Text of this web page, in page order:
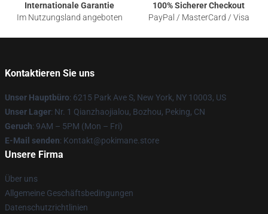
Internationale Garantie
Im Nutzungsland angeboten
100% Sicherer Checkout
PayPal / MasterCard / Visa
Kontaktieren Sie uns
Unser Hauptbüro: 6215 Park Ave S, New York, NY 10003, US
Unser Lager: Nr. 1 Qianzhaojialou, Bozhou, Peking, CN
Geruch: 9AM – 5PM (Mon – Fri)
E-Mail senden: Kontakt@pokimane.store
Unsere Firma
Über uns
Allgemeine Geschäftsbedingungen
Datenschutzrichtlinien